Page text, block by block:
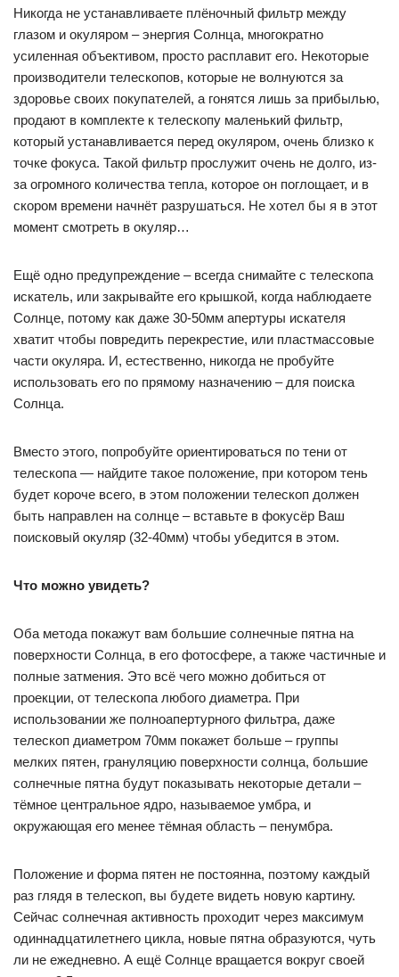
Никогда не устанавливаете плёночный фильтр между
глазом и окуляром – энергия Солнца, многократно
усиленная объективом, просто расплавит его. Некоторые
производители телескопов, которые не волнуются за
здоровье своих покупателей, а гонятся лишь за прибылью,
продают в комплекте к телескопу маленький фильтр,
который устанавливается перед окуляром, очень близко к
точке фокуса. Такой фильтр прослужит очень не долго, из-
за огромного количества тепла, которое он поглощает, и в
скором времени начнёт разрушаться. Не хотел бы я в этот
момент смотреть в окуляр…
Ещё одно предупреждение – всегда снимайте с телескопа
искатель, или закрывайте его крышкой, когда наблюдаете
Солнце, потому как даже 30-50мм апертуры искателя
хватит чтобы повредить перекрестие, или пластмассовые
части окуляра. И, естественно, никогда не пробуйте
использовать его по прямому назначению – для поиска
Солнца.
Вместо этого, попробуйте ориентироваться по тени от
телескопа — найдите такое положение, при котором тень
будет короче всего, в этом положении телескоп должен
быть направлен на солнце – вставьте в фокусёр Ваш
поисковый окуляр (32-40мм) чтобы убедится в этом.
Что можно увидеть?
Оба метода покажут вам большие солнечные пятна на
поверхности Солнца, в его фотосфере, а также частичные и
полные затмения. Это всё чего можно добиться от
проекции, от телескопа любого диаметра. При
использовании же полноапертурного фильтра, даже
телескоп диаметром 70мм покажет больше – группы
мелких пятен, грануляцию поверхности солнца, большие
солнечные пятна будут показывать некоторые детали –
тёмное центральное ядро, называемое умбра, и
окружающая его менее тёмная область – пенумбра.
Положение и форма пятен не постоянна, поэтому каждый
раз глядя в телескоп, вы будете видеть новую картину.
Сейчас солнечная активность проходит через максимум
одиннадцатилетнего цикла, новые пятна образуются, чуть
ли не ежедневно. А ещё Солнце вращается вокруг своей